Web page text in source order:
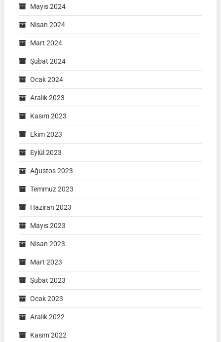
Mayıs 2024
Nisan 2024
Mart 2024
Şubat 2024
Ocak 2024
Aralık 2023
Kasım 2023
Ekim 2023
Eylül 2023
Ağustos 2023
Temmuz 2023
Haziran 2023
Mayıs 2023
Nisan 2023
Mart 2023
Şubat 2023
Ocak 2023
Aralık 2022
Kasım 2022